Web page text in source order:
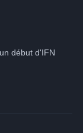
début d'IFN